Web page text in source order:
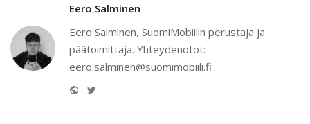
Eero Salminen
Eero Salminen, SuomiMobiilin perustaja ja
päätoimittaja. Yhteydenotot:
eero.salminen@suomimobiili.fi
Website